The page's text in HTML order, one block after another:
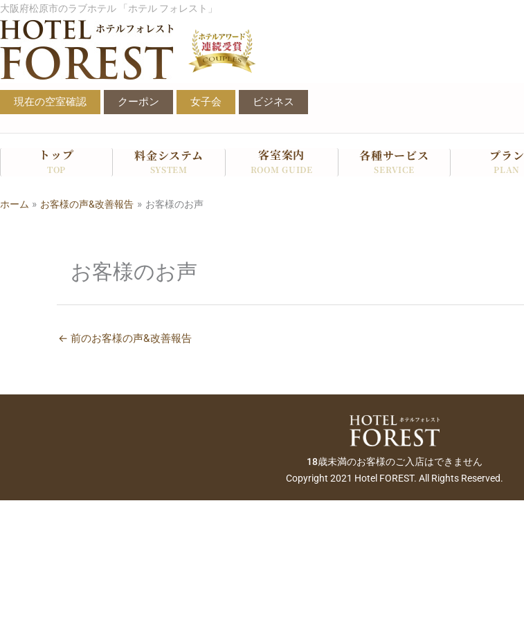
内
容
を
キ
ッ
大阪府松原市のラブホテル 「ホテル フォレスト」
現在の空室確認 クーポン 女子会 ビジネス
トップ
TOP
料金システム
SYSTEM
客室案内
ROOM GUIDE
各種サービス
SERVICE
プラン
PLAN
ホーム お客様の声&改善報告 お客様のお声
お客様のお声
← 前のお客様の声&改善報告
18歳未満のお客様のご入店はできません
Copyright 2021 Hotel FOREST. All Rights Reserved.